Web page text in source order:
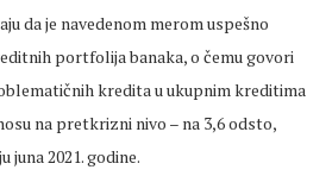
da je navedenom merom uspešno
portfolija banaka, o čemu govori
kredita u ukupnim kreditima
na pretkrizni nivo – na 3,6 odsto,
2021. godine.